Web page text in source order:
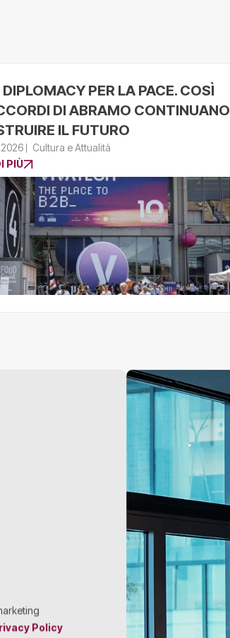
PER LA PACE. COSÌ
DI ABRAMO CONTINUANO
IL FUTURO
Cultura e Attualità
PIÙ
Policy